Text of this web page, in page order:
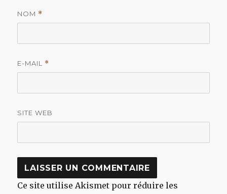
NOM *
E-MAIL *
SITE WEB
Ce site utilise Akismet pour réduire les